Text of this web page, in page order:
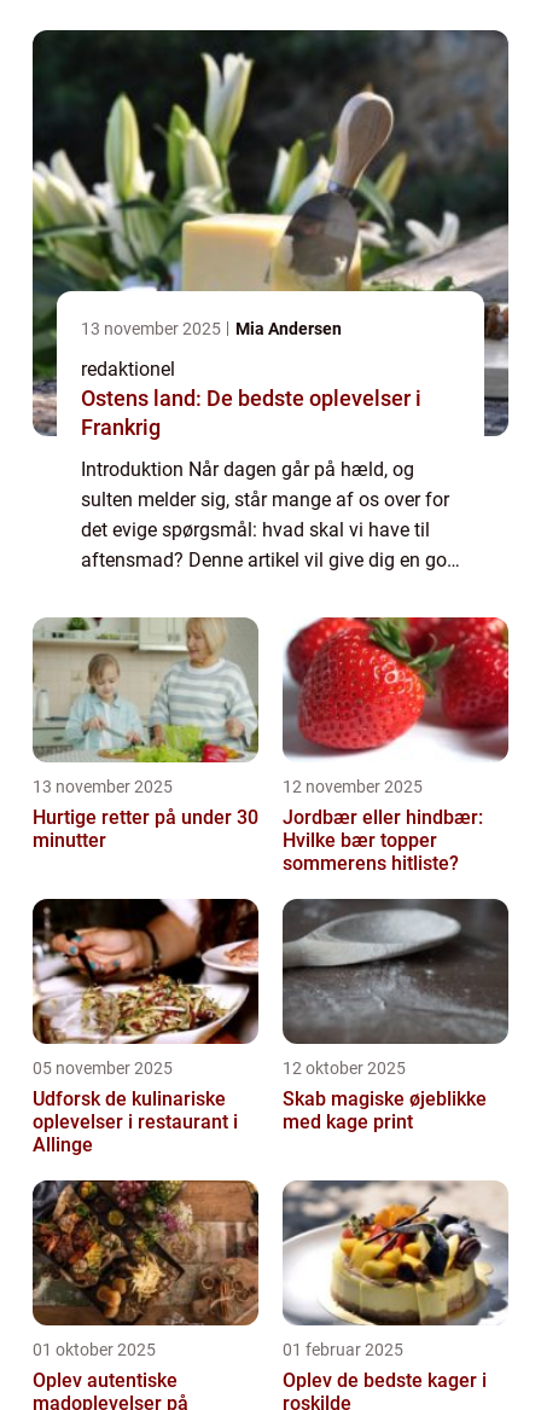
13 november 2025 Mia Andersen
redaktionel
Ostens land: De bedste oplevelser i
Frankrig
Introduktion Når dagen går på hæld, og
sulten melder sig, står mange af os over for
det evige spørgsmål: hvad skal vi have til
aftensmad? Denne artikel vil give dig en god
vigtig information for mad- og drik...
13 november 2025
Hurtige retter på under 30
minutter
12 november 2025
Jordbær eller hindbær:
Hvilke bær topper
sommerens hitliste?
05 november 2025
Udforsk de kulinariske
oplevelser i restaurant i
Allinge
12 oktober 2025
Skab magiske øjeblikke
med kage print
01 oktober 2025
Oplev autentiske
madoplevelser på
01 februar 2025
Oplev de bedste kager i
roskilde